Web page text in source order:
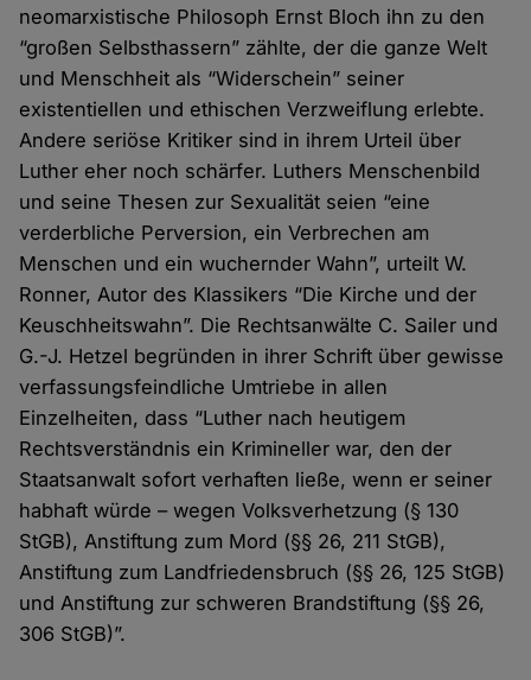
neomarxistische Philosoph Ernst Bloch ihn zu den
“großen Selbsthassern” zählte, der die ganze Welt
und Menschheit als “Widerschein” seiner
existentiellen und ethischen Verzweiflung erlebte.
Andere seriöse Kritiker sind in ihrem Urteil über
Luther eher noch schärfer. Luthers Menschenbild
und seine Thesen zur Sexualität seien “eine
verderbliche Perversion, ein Verbrechen am
Menschen und ein wuchernder Wahn”, urteilt W.
Ronner, Autor des Klassikers “Die Kirche und der
Keuschheitswahn”. Die Rechtsanwälte C. Sailer und
G.-J. Hetzel begründen in ihrer Schrift über gewisse
verfassungsfeindliche Umtriebe in allen
Einzelheiten, dass “Luther nach heutigem
Rechtsverständnis ein Krimineller war, den der
Staatsanwalt sofort verhaften ließe, wenn er seiner
habhaft würde – wegen Volksverhetzung (§ 130
StGB), Anstiftung zum Mord (§§ 26, 211 StGB),
Anstiftung zum Landfriedensbruch (§§ 26, 125 StGB)
und Anstiftung zur schweren Brandstiftung (§§ 26,
306 StGB)”.